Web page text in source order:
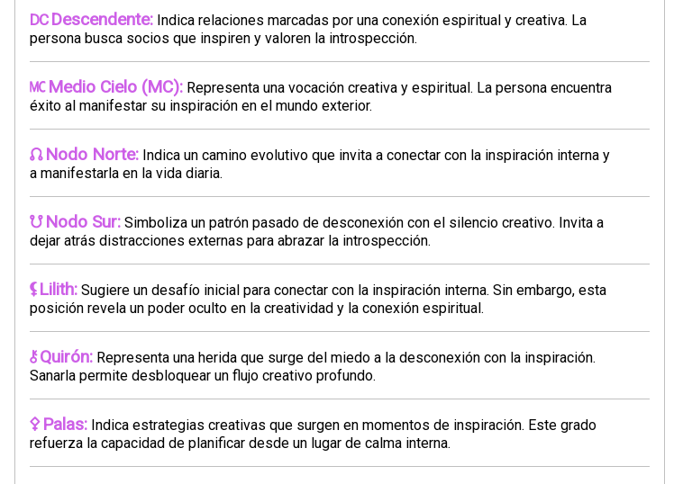
Descendente:Indica relaciones marcadas por una conexión espiritual y creativa. La
persona busca socios que inspiren y valoren la introspección.
Medio Cielo (MC): Representa una vocación creativa y espiritual. La persona encuentra
éxito al manifestar su inspiración en el mundo exterior.
Nodo Norte: Indica un camino evolutivo que invita a conectar con la inspiración interna y
a manifestarla en la vida diaria.
Nodo Sur: Simboliza un patrón pasado de desconexión con el silencio creativo. Invita a
dejar atrás distracciones externas para abrazar la introspección.
Lilith: Sugiere un desafío inicial para conectar con la inspiración interna. Sin embargo, esta
posición revela un poder oculto en la creatividad y la conexión espiritual.
Quirón: Representa una herida que surge del miedo a la desconexión con la inspiración.
Sanarla permite desbloquear un flujo creativo profundo.
Palas: Indica estrategias creativas que surgen en momentos de inspiración. Este grado
refuerza la capacidad de planificar desde un lugar de calma interna.